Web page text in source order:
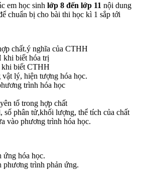
em học sinh lớp 8 đến lớp 11 nội dung
chuẩn bị cho bài thi học kì 1 sắp tới
chất.ý nghĩa của CTHH
biết hóa trị
khi biết CTHH
lý, hiện tượng hóa học.
trình hóa học
tố trong hợp chất
số phân tử,khối lượng, thể tích của chất
vào phương trình hóa học.
ứng hóa học.
phương trình phản ứng.